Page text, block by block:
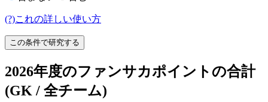
(?)これの詳しい使い方
この条件で研究する
2026年度のファンサカポイントの合計
(GK / 全チーム)